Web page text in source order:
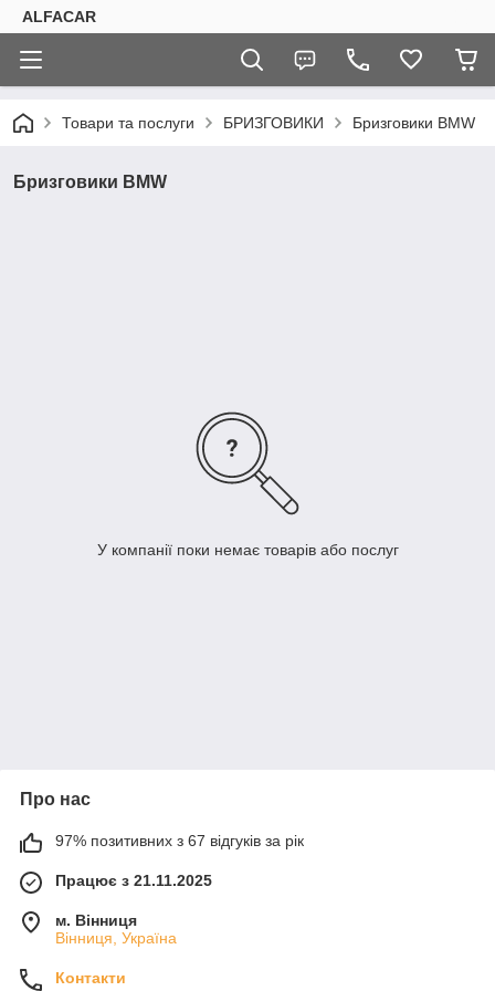
ALFACAR
Товари та послуги БРИЗГОВИКИ Бризговики BMW
Бризговики BMW
У компанії поки немає товарів або послуг
Про нас
97% позитивних з 67 відгуків за рік
Працює з 21.11.2025
м. Вінниця
Вінниця, Україна
Контакти